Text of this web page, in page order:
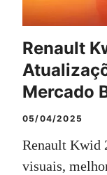
Renault
Mercado
05/04/2025
Renault Kwid
visuais,